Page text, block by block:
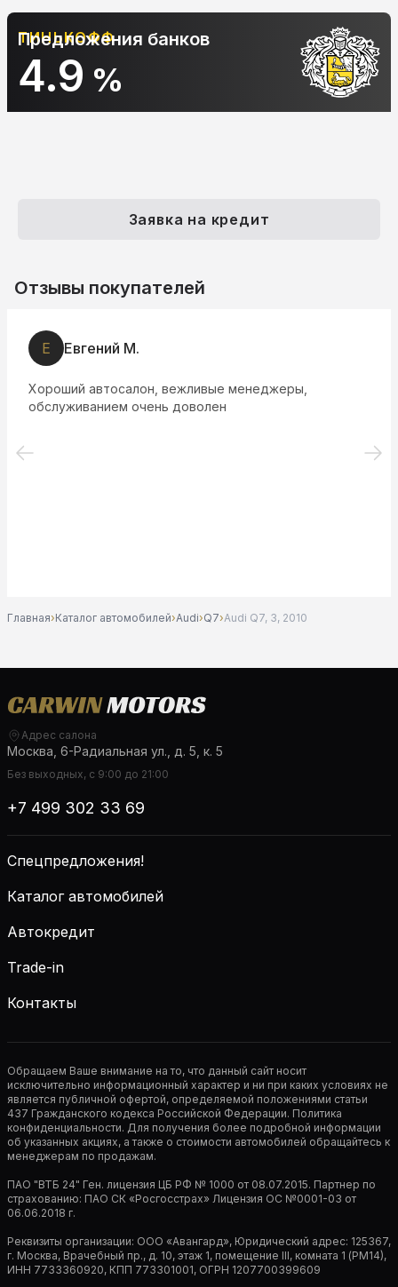
АЛЬФА-БАНК
%
Предложения банков
Заявка на кредит
Отзывы покупателей
Е Евгений М.
Хороший автосалон, вежливые менеджеры,
обслуживанием очень доволен
Главная›Каталог автомобилей›Audi›Q7›Audi Q7, 3, 2010
Адрес салона
Москва, 6-Радиальная ул., д. 5, к. 5
Без выходных, с 9:00 до 21:00
+7 499 302 33 69
Спецпредложения!
Каталог автомобилей
Автокредит
Trade-in
Контакты
Обращаем Ваше внимание на то, что данный сайт носит
исключительно информационный характер и ни при каких условиях не
является публичной офертой, определяемой положениями статьи
437 Гражданского кодекса Российской Федерации. Политика
конфиденциальности. Для получения более подробной информации
об указанных акциях, а также о стоимости автомобилей обращайтесь к
менеджерам по продажам.
ПАО "ВТБ 24" Ген. лицензия ЦБ РФ № 1000 от 08.07.2015. Партнер по
страхованию: ПАО СК «Росгосстрах» Лицензия ОС №0001-03 от
06.06.2018 г.
Реквизиты организации: ООО «Авангард», Юридический адрес: 125367,
г. Москва, Врачебный пр., д. 10, этаж 1, помещение III, комната 1 (РМ14),
ИНН 7733360920, КПП 773301001, ОГРН 1207700399609